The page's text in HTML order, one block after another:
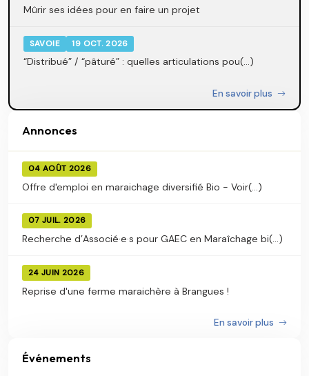
Mûrir ses idées pour en faire un projet
SAVOIE 19 OCT. 2026
“Distribué” / “pâturé” : quelles articulations pou(...)
En savoir plus
Annonces
04 AOÛT 2026
Offre d'emploi en maraichage diversifié Bio - Voir(...)
07 JUIL. 2026
Recherche d’Associé·e·s pour GAEC en Maraîchage bi(...)
24 JUIN 2026
Reprise d'une ferme maraichère à Brangues !
En savoir plus
Événements